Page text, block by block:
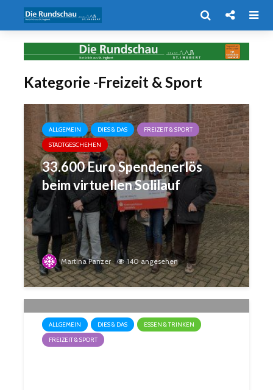
Kategorie -Freizeit & Sport
ALLGEMEIN DIES & DAS
FREIZEIT & SPORT
STADTGESCHEHEN
33.600 Euro Spendenerlös
beim virtuellen Solilauf
Martina Panzer 140 angesehen
ALLGEMEIN DIES & DAS
ESSEN & TRINKEN
FREIZEIT & SPORT